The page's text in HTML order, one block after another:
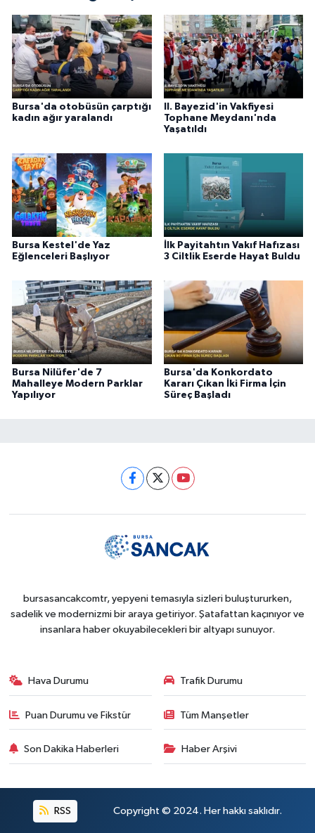
Bursa'da otobüsün çarptığı
kadın ağır yaralandı
II. Bayezid'in Vakfiyesi
Tophane Meydanı'nda
Yaşatıldı
Bursa Kestel'de Yaz
Eğlenceleri Başlıyor
İlk Payitahtın Vakıf Hafızası
3 Ciltlik Eserde Hayat Buldu
Bursa Nilüfer'de 7
Mahalleye Modern Parklar
Yapılıyor
Bursa'da Konkordato
Kararı Çıkan İki Firma İçin
Süreç Başladı
bursasancakcomtr, yepyeni temasıyla sizleri buluştururken,
sadelik ve modernizmi bir araya getiriyor. Şatafattan kaçınıyor ve
insanlara haber okuyabilecekleri bir altyapı sunuyor.
Hava Durumu Trafik Durumu
Puan Durumu ve Fikstür Tüm Manşetler
Son Dakika Haberleri Haber Arşivi
RSS Copyright © 2024. Her hakkı saklıdır.